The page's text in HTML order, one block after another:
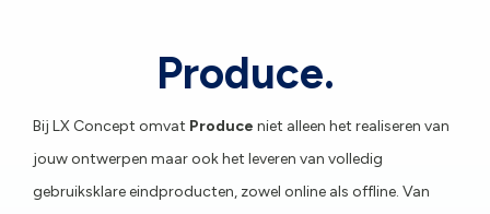
Produce.
Bij LX Concept omvat Produce niet alleen het realiseren van
jouw ontwerpen maar ook het leveren van volledig
gebruiksklare eindproducten, zowel online als offline. Van